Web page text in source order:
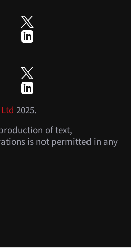
2025.
of text,
is not permitted in any